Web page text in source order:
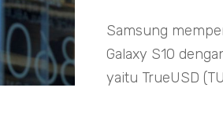
Samsung
Galaxy S10
yaitu TrueUSD